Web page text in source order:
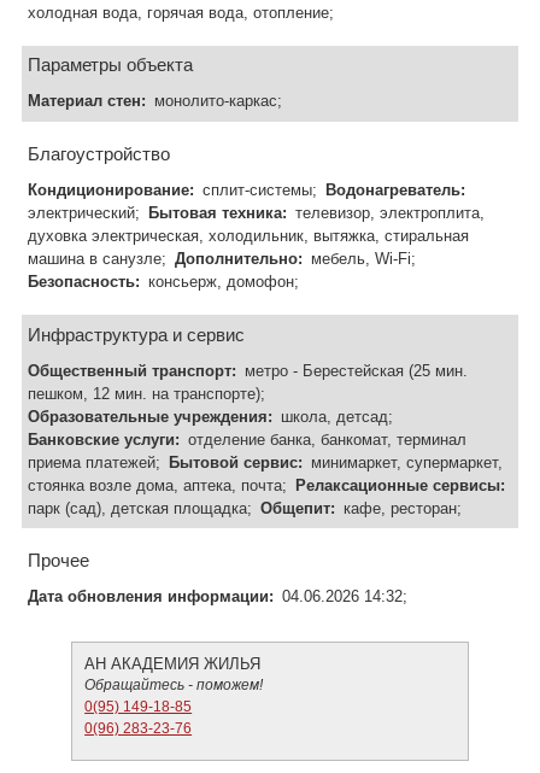
холодная вода, горячая вода, отопление;
Параметры объекта
Материал стен: монолито-каркас;
Благоустройство
Кондиционирование: сплит-системы;
Водонагреватель:
электрический;
Бытовая техника: телевизор, электроплита,
духовка электрическая, холодильник, вытяжка, стиральная
машина в санузле; Дополнительно: мебель, Wi-Fi;
Безопасность: консьерж, домофон;
Инфраструктура и сервис
Общественный транспорт: метро - Берестейская (25 мин.
пешком, 12 мин. на транспорте);
Образовательные учреждения: школа, детсад;
Банковские услуги: отделение банка, банкомат, терминал
приема платежей; Бытовой сервис: минимаркет, супермаркет,
стоянка возле дома, аптека, почта; Релаксационные сервисы:
парк (сад), детская площадка; Общепит: кафе, ресторан;
Прочее
Дата обновления информации: 04.06.2026 14:32;
АН АКАДЕМИЯ ЖИЛЬЯ
Обращайтесь - поможем!
0(95) 149-18-85
0(96) 283-23-76